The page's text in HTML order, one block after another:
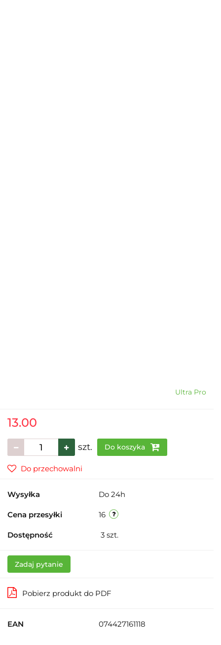
Ultra Pro
13.00
szt. Do koszyka
Do przechowalni
Wysyłka Do 24h
Cena przesyłki 16
Dostępność 3 szt.
Zadaj pytanie
Pobierz produkt do PDF
EAN 074427161118